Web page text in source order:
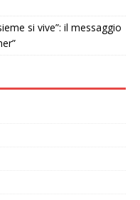
si vive”: il messaggio